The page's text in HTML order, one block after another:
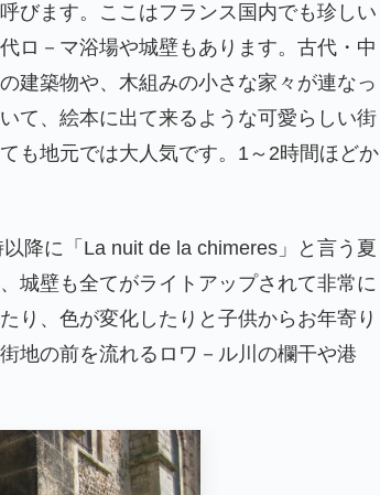
びます。ここはフランス国内でも珍しい
ロ－マ浴場や城壁もあります。古代・中
建築物や、木組みの小さな家々が連なっ
て、絵本に出て来るような可愛らしい街
も地元では大人気です。1～2時間ほどか
降に「La nuit de la chimeres」と言う夏
城壁も全てがライトアップされて非常に
り、色が変化したりと子供からお年寄り
地の前を流れるロワ－ル川の欄干や港